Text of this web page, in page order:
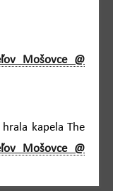
Mošovce @
kapela The
Mošovce @